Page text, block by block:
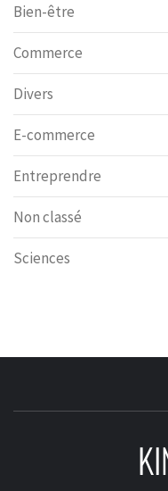
Bien-être
Commerce
Divers
E-commerce
Entreprendre
Non classé
Sciences